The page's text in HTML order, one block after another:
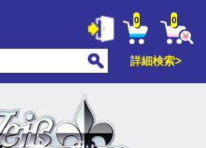
0 0
詳細検索>